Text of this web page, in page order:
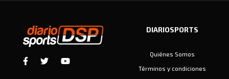
DIARIOSPORTS
Quiénes Somos
Términos y condiciones